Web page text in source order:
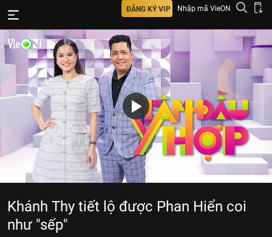
ĐĂNG KÝ VIP Nhập mã VieON
Khánh Thy tiết lộ được Phan Hiển coi
như "sếp"